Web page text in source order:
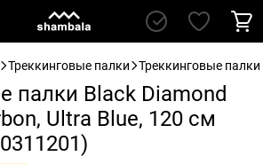
Треккинговые палки Треккинговые
палки Black Diamond
Ultra Blue, 120 см